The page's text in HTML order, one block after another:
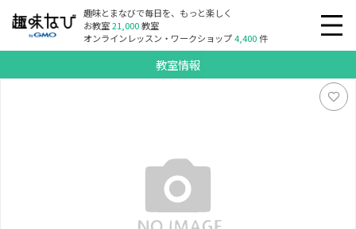
趣味とまなびで毎日を、もっと楽しく
お教室21,000教室
オンラインレッスン・ワークショップ4,400件
教室情報